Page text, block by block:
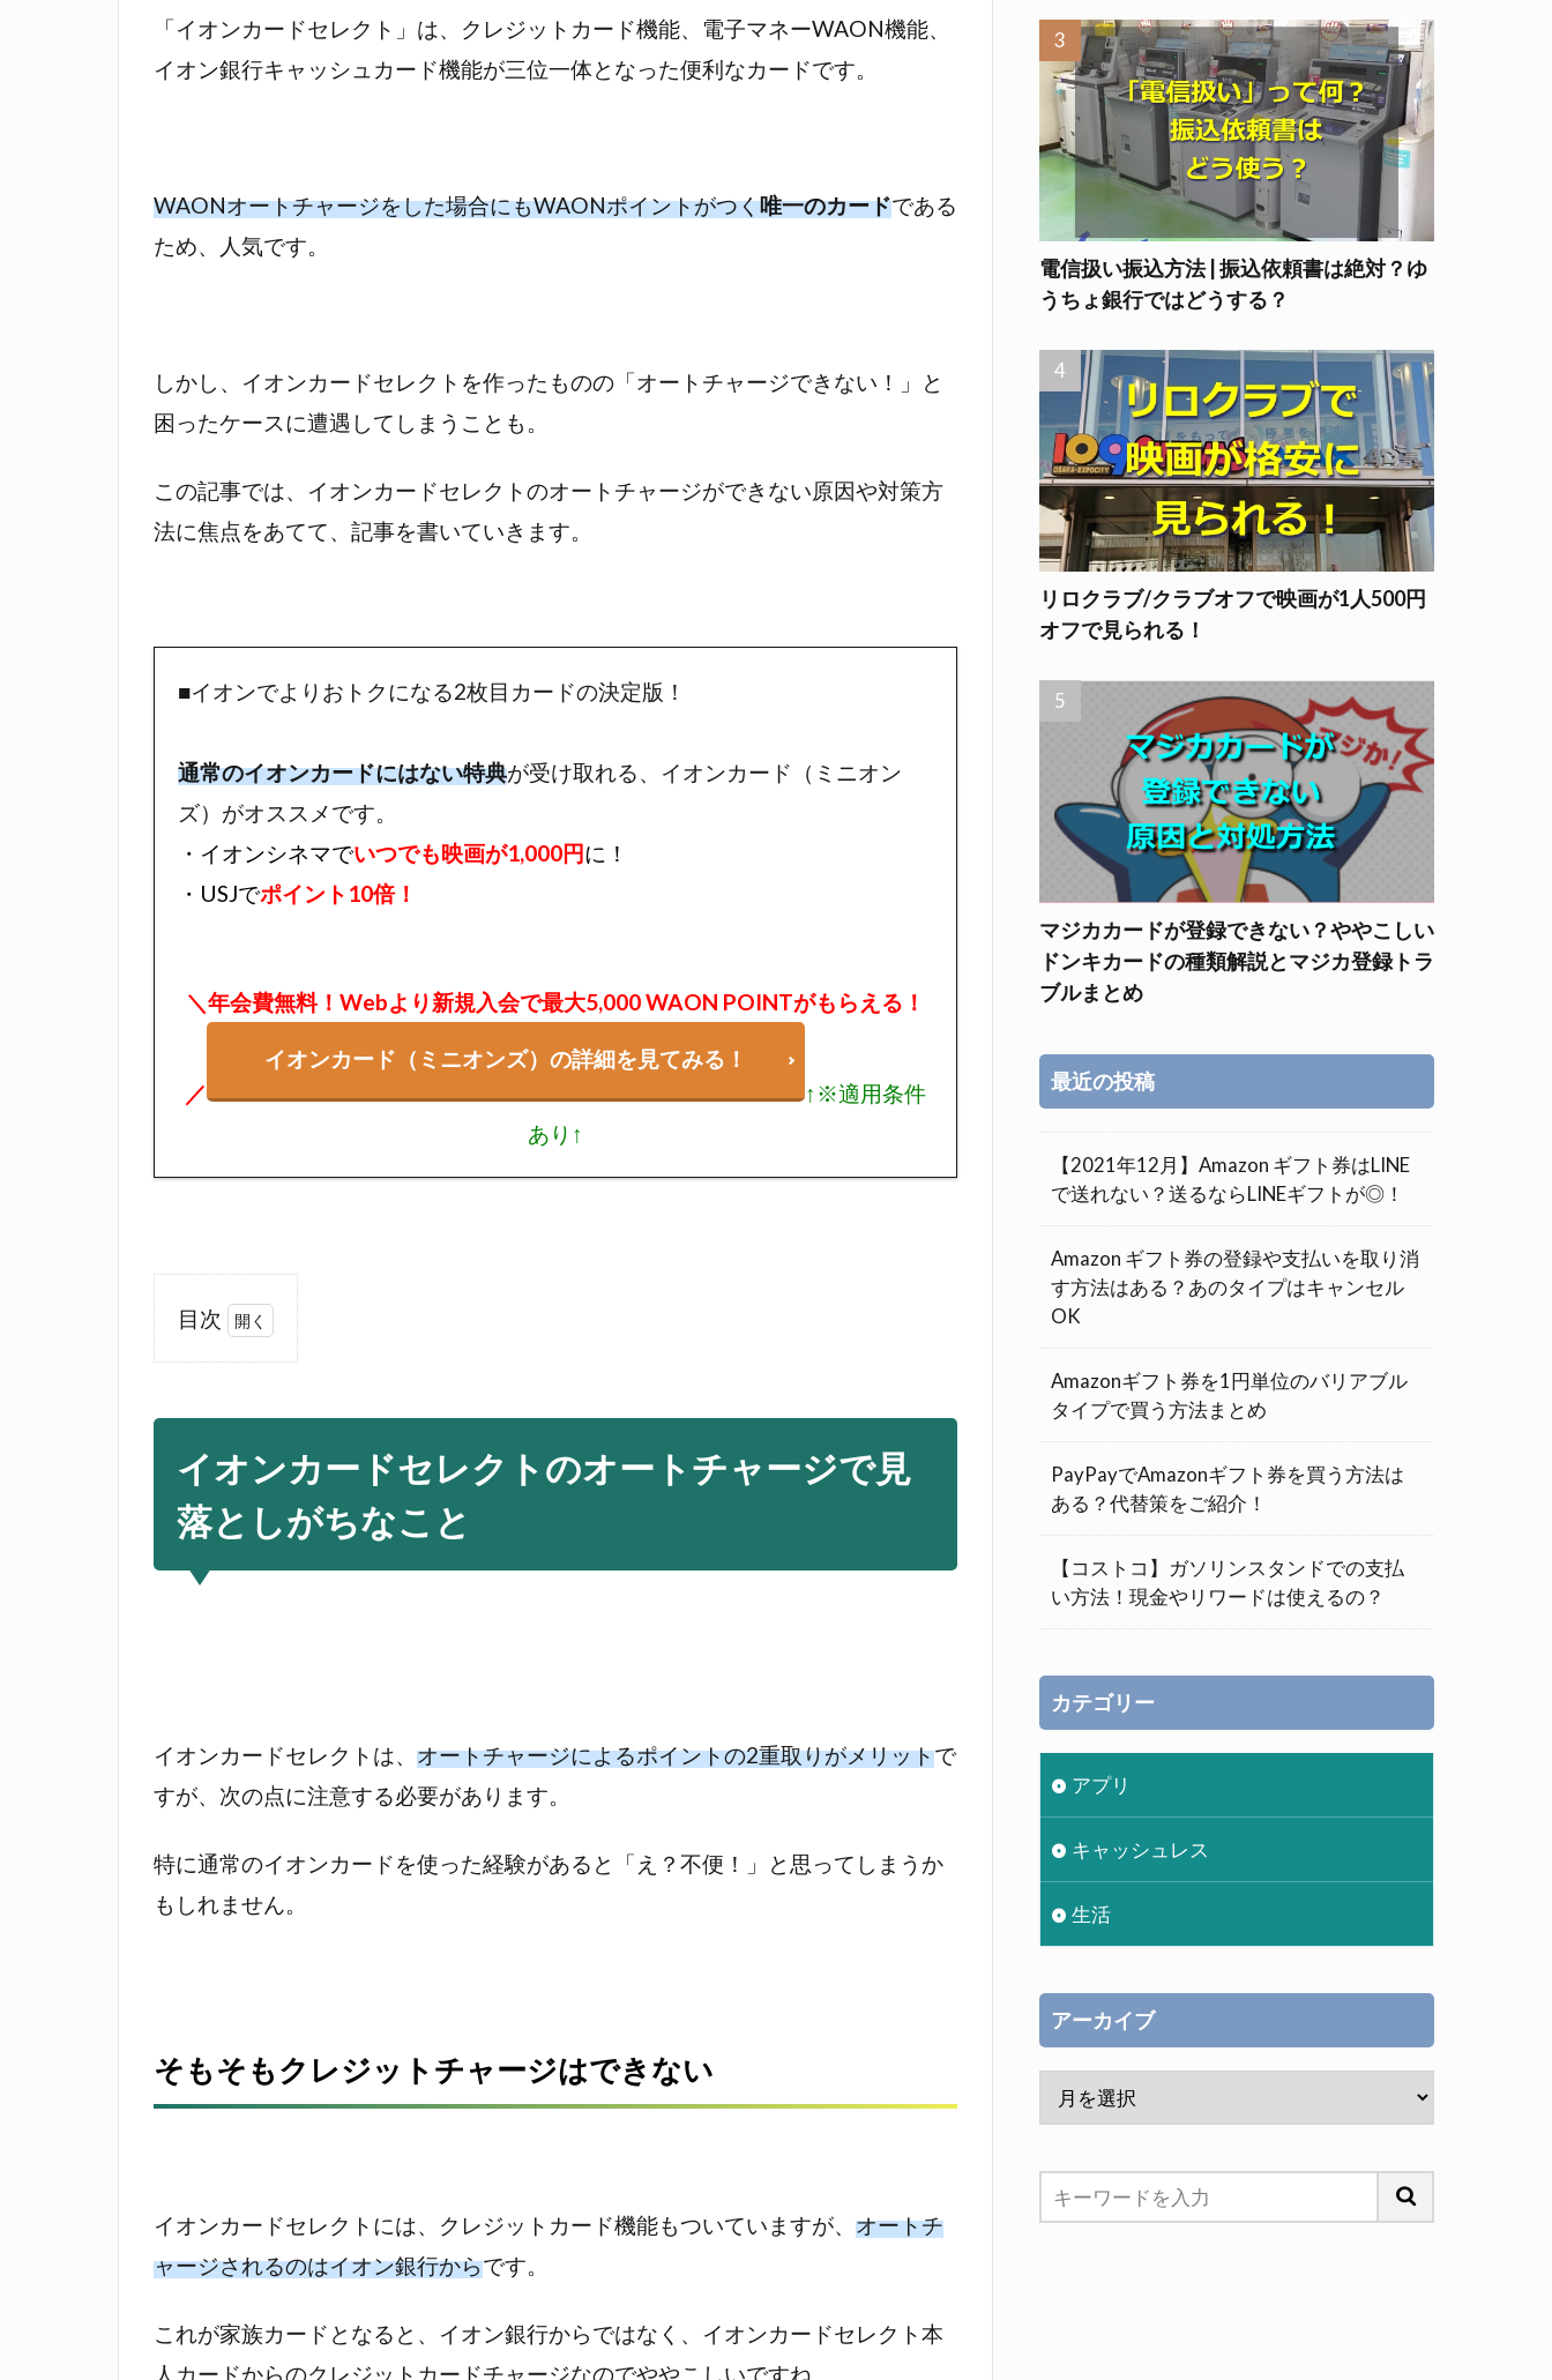
「イオンカードセレクト」は、クレジットカード機能、電子マネーWAON機能、
イオン銀行キャッシュカード機能が三位一体となった便利なカードです。
WAONオートチャージをした場合にもWAONポイントがつく唯一のカードである
ため、人気です。
しかし、イオンカードセレクトを作ったものの「オートチャージできない！」と
困ったケースに遭遇してしまうことも。
この記事では、イオンカードセレクトのオートチャージができない原因や対策方
法に焦点をあてて、記事を書いていきます。
■イオンでよりおトクになる2枚目カードの決定版！
通常のイオンカードにはない特典が受け取れる、イオンカード（ミニオン
ズ）がオススメです。
・イオンシネマでいつでも映画が1,000円に！
・USJでポイント10倍！
＼年会費無料！Webより新規入会で最大5,000 WAON POINTがもらえる！
／
イオンカード（ミニオンズ）の詳細を見てみる！
↑※適用条件
あり↑
目次
1
オ
カ
ー
ド
ト
チ
ー
ジ
で
が
ち
な
1.1
そも
ジッ
トチ
イオンカードセレクトのオートチャージで見
落としがちなこと
イオンカードセレクトは、 オートチャージによるポイントの2重取りがメリットで
すが、次の点に注意する必要があります。
特に通常のイオンカードを使った経験があると「え？不便！」と思ってしまうか
もしれません。
そもそもクレジットチャージはできない
イオンカードセレクトには、クレジットカード機能もついていますが、 オートチ
ャージされるのはイオン銀行からです。
これが家族カードとなると、イオン銀行からではなく、イオンカードセレクト本
人カードからのクレジットカードチャージなのでややこしいですね。
電信扱い振込方法 | 振込依頼書は絶対？ゆ
うちょ銀行ではどうする？
リロクラブ/クラブオフで映画が1人500円
オフで見られる！
マジカカードが登録できない？ややこしい
ドンキカードの種類解説とマジカ登録トラ
ブルまとめ
最近の投稿
【2021年12月】Amazon ギフト券はLINE
で送れない？送るならLINEギフトが◎！
Amazon ギフト券の登録や支払いを取り消
す方法はある？あのタイプはキャンセル
OK
Amazonギフト券を1円単位のバリアブル
タイプで買う方法まとめ
PayPayでAmazonギフト券を買う方法は
ある？代替策をご紹介！
【コストコ】ガソリンスタンドでの支払
い方法！現金やリワードは使えるの？
カテゴリー
アプリ
キャッシュレス
生活
アーカイブ